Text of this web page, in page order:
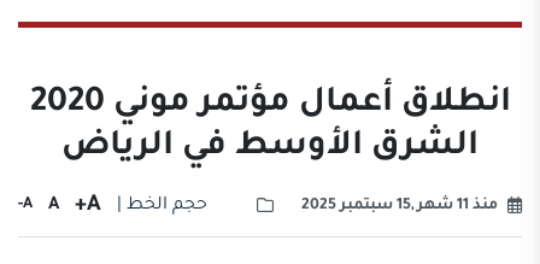
انطلاق أعمال مؤتمر موني 2020
الشرق الأوسط في الرياض
منذ 11 شهر ,15 سبتمبر 2025 حجم الخط | A+
A
A-